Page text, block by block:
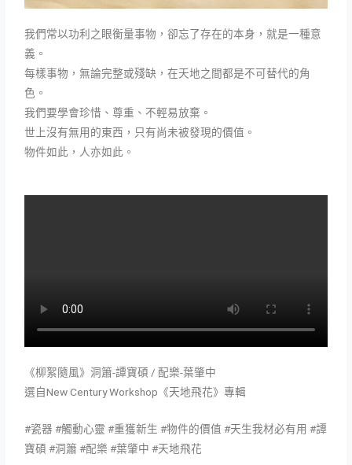
我們常以功利之眼衡量事物，卻忘了存在的本身，就是一種意
義。
每樣事物，無論完整或殘缺，在天地之間都是不可替代的角
色。
我們要學會珍惜、尊重、不輕易放棄。
世上沒有無用的東西，只有尚未被發現的價值。
物件如此，人亦如此。
《柳絮隨風》洞簫-譚寶碩 / 配樂-葉肇中
選自New Century Workshop《天地飛花》專輯
#瓷器 #觸動心靈 #重獲新生 #物件的價值 #天生我材必有用 #譚
寶碩 #洞簫 #配樂 #葉肇中 #天地飛花